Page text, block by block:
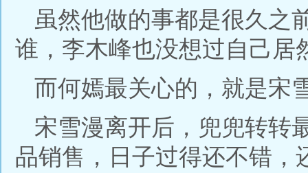
虽然他做的事都是很久之
谁，李木峰也没想过自己居
而何嫣最关心的，就是宋
宋雪漫离开后，兜兜转转
品销售，日子过得还不错，